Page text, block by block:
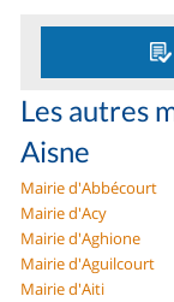
Les autres
Aisne
Mairie d'Abbécourt
Mairie d'Acy
Mairie d'Aghione
Mairie d'Aguilcourt
Mairie d'Aiti